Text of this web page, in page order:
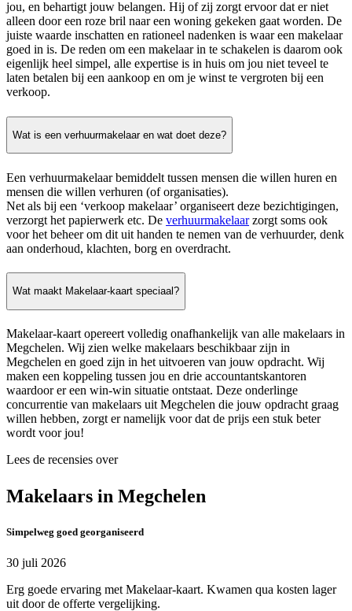
jou, en behartigt jouw belangen. Hij of zij zorgt ervoor dat er niet
alleen door een roze bril naar een woning gekeken gaat worden. De
juiste waarde inschatten en rationeel nadenken is waar een makelaar
goed in is. De reden om een makelaar in te schakelen is daarom ook
eigenlijk heel simpel, alle expertise is in huis om jou niet teveel te
laten betalen bij een aankoop en om je winst te vergroten bij een
verkoop.
Wat is een verhuurmakelaar en wat doet deze?
Een verhuurmakelaar bemiddelt tussen mensen die willen huren en
mensen die willen verhuren (of organisaties).
Net als bij een ‘verkoop makelaar’ organiseert deze bezichtigingen,
verzorgt het papierwerk etc. De verhuurmakelaarzorgt soms ook
voor het beheer om dit uit handen te nemen van de verhuurder, denk
aan onderhoud, klachten, borg en overdracht.
Wat maakt Makelaar-kaart speciaal?
Makelaar-kaart opereert volledig onafhankelijk van alle makelaars in
Megchelen. Wij zien welke makelaars beschikbaar zijn in
Megchelen en goed zijn in het uitvoeren van jouw opdracht. Wij
maken een koppeling tussen jou en drie accountantskantoren
waardoor er een win-win situatie ontstaat. Deze onderlinge
concurrentie van makelaars uit Megchelen die jouw opdracht graag
willen hebben, zorgt er namelijk voor dat de prijs een stuk beter
wordt voor jou!
Lees de recensies over
Makelaars in Megchelen
Simpelweg goed georganiseerd
30 juli 2026
Erg goede ervaring met Makelaar-kaart. Kwamen qua kosten lager
uit door de offerte vergelijking.